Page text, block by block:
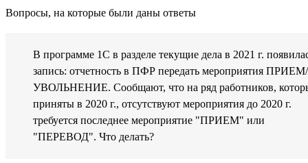
Вопросы, на которые были даны ответы
В программе 1С в разделе текущие дела в 2021 г.
запись: отчетность в ПФР передать мероприятия ПРИЕМ/
УВОЛЬНЕНИЕ. Сообщают, что на ряд работников,
приняты в 2020 г., отсутствуют мероприятия до 2020 г.
требуется последнее мероприятие "ПРИЕМ" или
"ПЕРЕВОД". Что делать?